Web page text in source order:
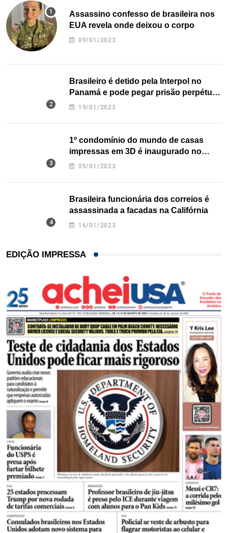
Assassino confesso de brasileira nos
EUA revela onde deixou o corpo
09/01/2023
Brasileiro é detido pela Interpol no
Panamá e pode pegar prisão perpétua
nos EUA
19/01/2023
1º condomínio do mundo de casas
impressas em 3D é inaugurado no
Texas
05/01/2023
Brasileira funcionária dos correios é
assassinada a facadas na Califórnia
16/01/2023
EDIÇÃO IMPRESSA